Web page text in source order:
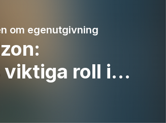
om egenutgivning
viktiga roll i